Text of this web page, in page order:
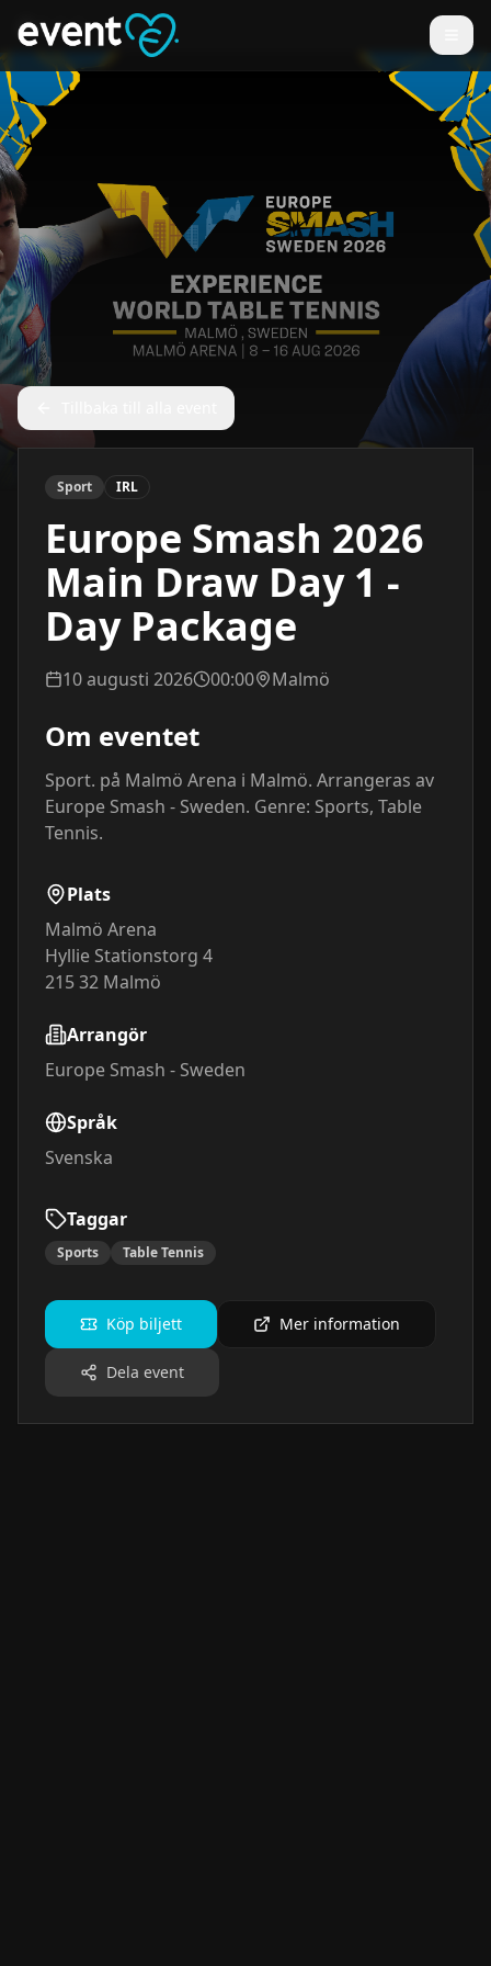
Sport IRL
Europe Smash 2026
Main Draw Day 1 -
Day Package
10 augusti 2026 00:00 Malmö
Om eventet
Sport. på Malmö Arena i Malmö. Arrangeras av
Europe Smash - Sweden. Genre: Sports, Table
Tennis.
Plats
Malmö Arena
Hyllie Stationstorg 4
215 32 Malmö
Arrangör
Europe Smash - Sweden
Språk
Svenska
Taggar
Sports Table Tennis
Köp biljett Mer information
Dela event